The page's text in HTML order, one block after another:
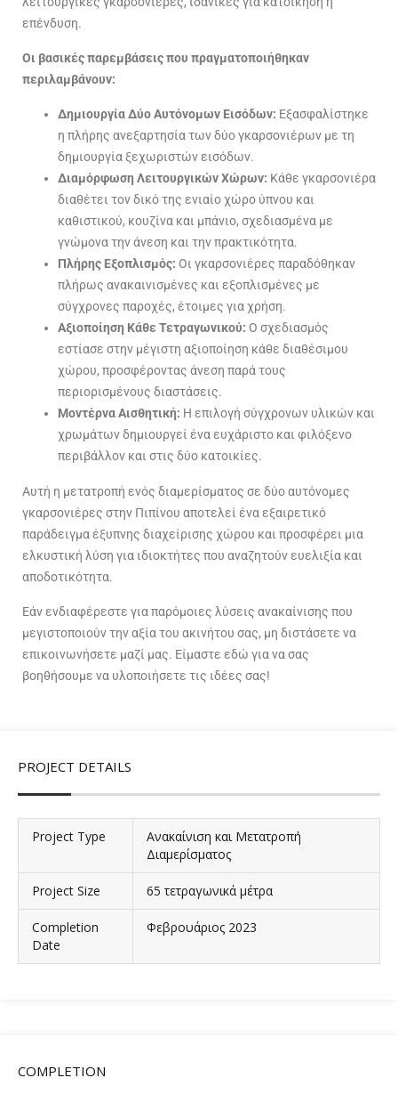
επένδυση.
Οι βασικές παρεμβάσεις που πραγματοποιήθηκαν
περιλαμβάνουν:
Δημιουργία Δύο Αυτόνομων Εισόδων: Εξασφαλίστηκε
η πλήρης ανεξαρτησία των δύο γκαρσονιέρων με τη
δημιουργία ξεχωριστών εισόδων.
Διαμόρφωση Λειτουργικών Χώρων: Κάθε γκαρσονιέρα
διαθέτει τον δικό της ενιαίο χώρο ύπνου και
καθιστικού, κουζίνα και μπάνιο, σχεδιασμένα με
γνώμονα την άνεση και την πρακτικότητα.
Πλήρης Εξοπλισμός: Οι γκαρσονιέρες παραδόθηκαν
πλήρως ανακαινισμένες και εξοπλισμένες με
σύγχρονες παροχές, έτοιμες για χρήση.
Αξιοποίηση Κάθε Τετραγωνικού: Ο σχεδιασμός
εστίασε στην μέγιστη αξιοποίηση κάθε διαθέσιμου
χώρου, προσφέροντας άνεση παρά τους
περιορισμένους διαστάσεις.
Μοντέρνα Αισθητική: Η επιλογή σύγχρονων υλικών και
χρωμάτων δημιουργεί ένα ευχάριστο και φιλόξενο
περιβάλλον και στις δύο κατοικίες.
Αυτή η μετατροπή ενός διαμερίσματος σε δύο αυτόνομες
γκαρσονιέρες στην Πιπίνου αποτελεί ένα εξαιρετικό
παράδειγμα έξυπνης διαχείρισης χώρου και προσφέρει μια
ελκυστική λύση για ιδιοκτήτες που αναζητούν ευελιξία και
αποδοτικότητα.
Εάν ενδιαφέρεστε για παρόμοιες λύσεις ανακαίνισης που
μεγιστοποιούν την αξία του ακινήτου σας, μη διστάσετε να
επικοινωνήσετε μαζί μας. Είμαστε εδώ για να σας
βοηθήσουμε να υλοποιήσετε τις ιδέες σας!
PROJECT DETAILS
Project Type
Ανακαίνιση και Μετατροπή
Διαμερίσματος
Project Size 65 τετραγωνικά μέτρα
Completion
Date
Φεβρουάριος 2023
COMPLETION